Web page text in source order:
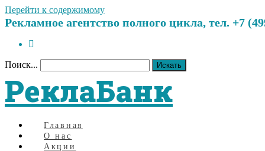
Перейти к содержимому
Рекламное агентство полного цикла, тел. +7
Поиск... Искать
РеклаБанк
Главная
О нас
Акции